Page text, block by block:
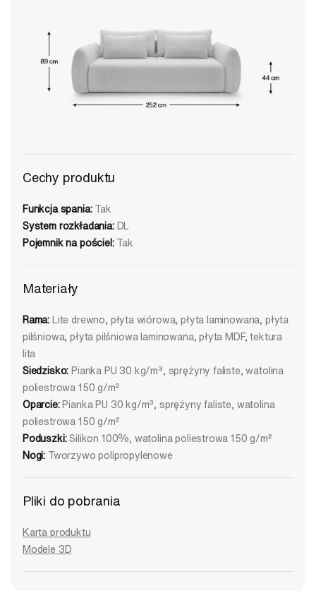
Cechy produktu
Funkcja spania:
Tak
System rozkładania: DL
Pojemnik na pościel:
Tak
Materiały
Rama: Lite drewno, płyta wiórowa, płyta laminowana, płyta
pilśniowa, płyta pilśniowa laminowana, płyta MDF, tektura
lita
Siedzisko: Pianka PU 30 kg/m³, sprężyny faliste, watolina
poliestrowa 150 g/m²
Oparcie: Pianka PU 30 kg/m³, sprężyny faliste, watolina
poliestrowa 150 g/m²
Poduszki:Silikon 100%, watolina poliestrowa 150 g/m²
Nogi:
Tworzywo polipropylenowe
Pliki do pobrania
Karta produktu
Modele 3D